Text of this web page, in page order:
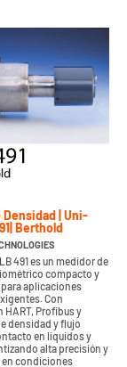
| Uni-
Berthold
491 es un medidor de
compacto y
aplicaciones
Con
HART, Profibus y
densidad y flujo
en líquidos y
alta precisión y
condiciones